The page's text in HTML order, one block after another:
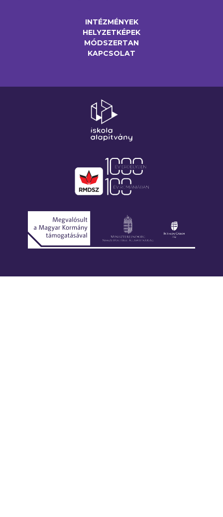
INTÉZMÉNYEK
HELYZETKÉPEK
MÓDSZERTAN
KAPCSOLAT